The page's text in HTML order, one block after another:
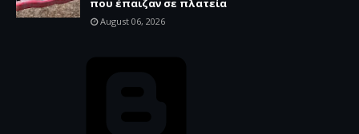
August 06, 2026